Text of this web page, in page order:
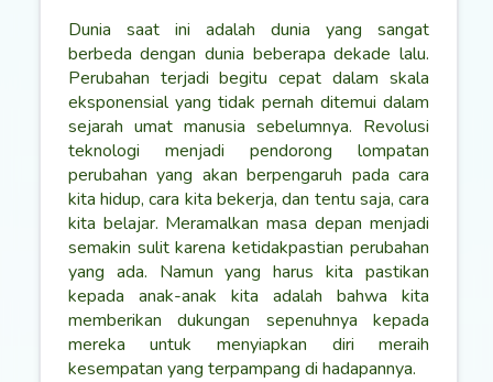
Dunia saat ini adalah dunia yang sangat
berbeda dengan dunia beberapa dekade lalu.
Perubahan terjadi begitu cepat dalam skala
eksponensial yang tidak pernah ditemui dalam
sejarah umat manusia sebelumnya. Revolusi
teknologi menjadi pendorong lompatan
perubahan yang akan berpengaruh pada cara
kita hidup, cara kita bekerja, dan tentu saja, cara
kita belajar. Meramalkan masa depan menjadi
semakin sulit karena ketidakpastian perubahan
yang ada. Namun yang harus kita pastikan
kepada anak-anak kita adalah bahwa kita
memberikan dukungan sepenuhnya kepada
mereka untuk menyiapkan diri meraih
kesempatan yang terpampang di hadapannya.